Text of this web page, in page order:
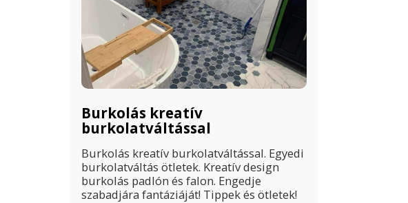
Burkolás kreatív
burkolatváltással
Burkolás kreatív burkolatváltással. Egyedi
burkolatváltás ötletek. Kreatív design
burkolás padlón és falon. Engedje
szabadjára fantáziáját! Tippek és ötletek!